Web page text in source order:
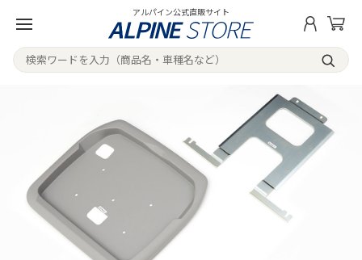
アルパイン公式直販サイト